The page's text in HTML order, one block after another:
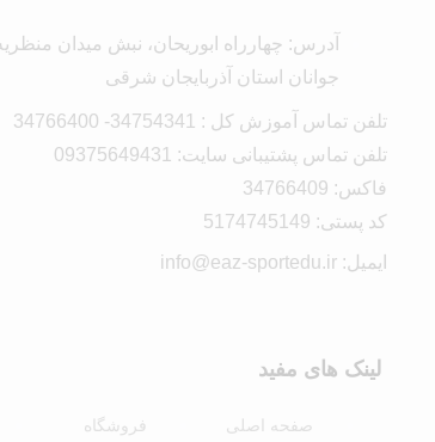
آدرس: چهارراه ابوریحان، نبش میدان
جوانان استان آذربایجان شرقی
تلفن تماس آموزش کل : 34754341- 34766400
تلفن تماس پشتیبانی سایت: 09375649431
فاکس: 34766409
کد پستی: 5174745149
ایمیل: info@eaz-sportedu.ir
لینک های مفید
صفحه اصلی فروشگاه